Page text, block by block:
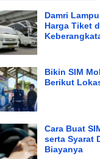
Damri
Harga Tiket
Bikin SIM
Berikut
Cara Buat
serta Syarat
Biayanya